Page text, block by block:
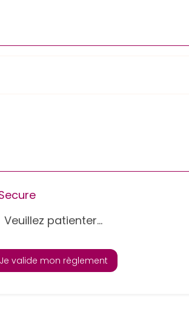
Veuillez patienter...
Je valide mon règlement